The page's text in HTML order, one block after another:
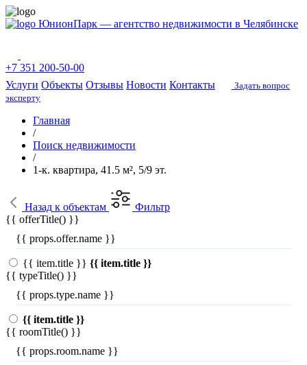
ЮнионПарк — агентство недвижимости в Челябинске
+7 351 200-50-00
Услуги Объекты Отзывы Новости Контакты
Задать вопрос
эксперту
Главная
/
Поиск недвижимости
/
1-к. квартира, 41.5 м², 5/9 эт.
Назад к объектам
Фильтр
{{ offerTitle() }}
{{ props.offer.name }}
{{ item.title }} {{ item.title }}
{{ typeTitle() }}
{{ props.type.name }}
{{ item.title }}
{{ roomTitle() }}
{{ props.room.name }}